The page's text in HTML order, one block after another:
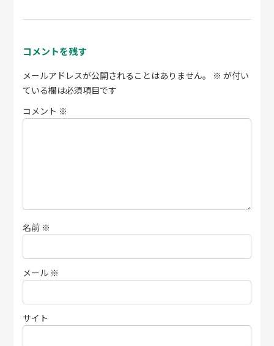
コメントを残す
メールアドレスが公開されることはありません。 ※ が付い
ている欄は必須項目です
コメント ※
名前 ※
メール ※
サイト